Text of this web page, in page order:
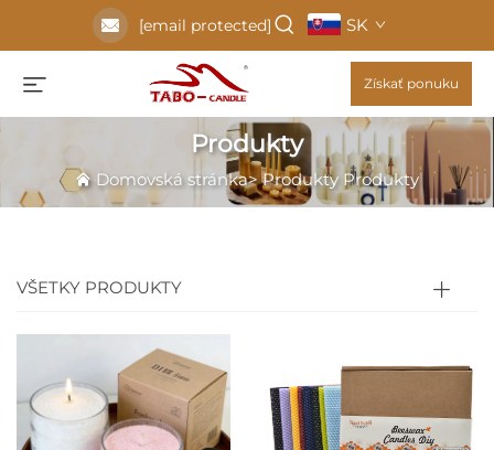
[email protected] SK
Získať ponuku
Produkty
Domovská stránka>Produkty Produkty
VŠETKY PRODUKTY